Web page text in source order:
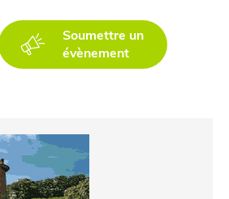
Soumettre un
évènement